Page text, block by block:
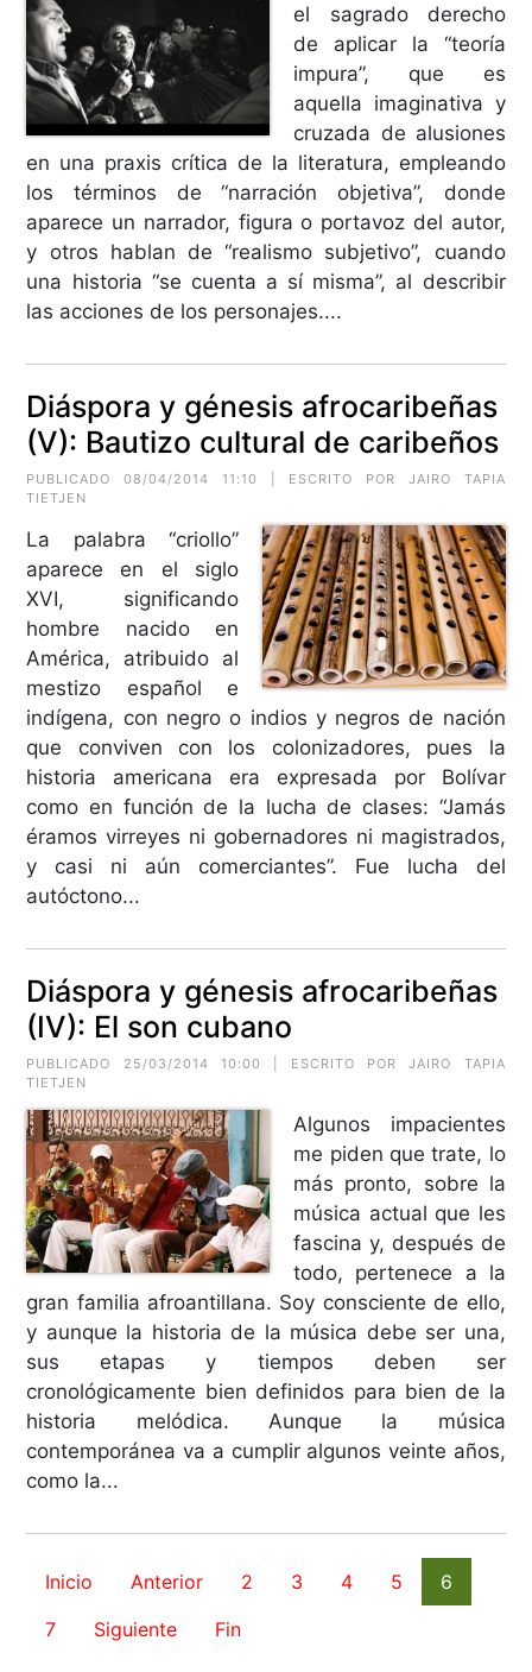
el sagrado derecho
de aplicar la “teoría
impura”, que es
aquella imaginativa y
cruzada de alusiones
en una praxis crítica de la literatura, empleando
los términos de “narración objetiva”, donde
aparece un narrador, figura o portavoz del autor,
y otros hablan de “realismo subjetivo”, cuando
una historia “se cuenta a sí misma”, al describir
las acciones de los personajes....
Diáspora y génesis afrocaribeñas
(V): Bautizo cultural de caribeños
PUBLICADO 08/04/2014 11:10 | ESCRITO POR JAIRO TAPIA
TIETJEN
La palabra “criollo”
aparece en el siglo
XVI, significando
hombre nacido en
América, atribuido al
mestizo español e
indígena, con negro o indios y negros de nación
que conviven con los colonizadores, pues la
historia americana era expresada por Bolívar
como en función de la lucha de clases: “Jamás
éramos virreyes ni gobernadores ni magistrados,
y casi ni aún comerciantes”. Fue lucha del
autóctono...
Diáspora y génesis afrocaribeñas
(IV): El son cubano
PUBLICADO 25/03/2014 10:00 | ESCRITO POR JAIRO TAPIA
TIETJEN
Algunos impacientes
me piden que trate, lo
más pronto, sobre la
música actual que les
fascina y, después de
todo, pertenece a la
gran familia afroantillana. Soy consciente de ello,
y aunque la historia de la música debe ser una,
sus etapas y tiempos deben ser
cronológicamente bien definidos para bien de la
historia melódica. Aunque la música
contemporánea va a cumplir algunos veinte años,
como la...
Inicio Anterior 2 3 4 5
6
7
Siguiente Fin